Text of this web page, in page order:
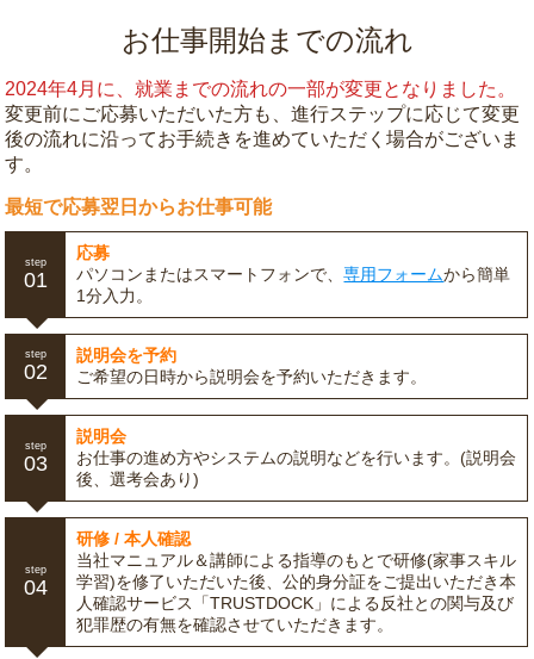
お仕事開始までの流れ
2024年4月に、就業までの流れの一部が変更となりました。
変更前にご応募いただいた方も、進行ステップに応じて変更
後の流れに沿ってお手続きを進めていただく場合がございま
す。
最短で応募翌日からお仕事可能
step
01
応募
パソコンまたはスマートフォンで、専用フォームから簡単
1分入力。
step
02
説明会を予約
ご希望の日時から説明会を予約いただきます。
step
03
説明会
お仕事の進め方やシステムの説明などを行います。(説明会
後、選考会あり)
step
04
研修 / 本人確認
当社マニュアル＆講師による指導のもとで研修(家事スキル
学習)を修了いただいた後、公的身分証をご提出いただき本
人確認サービス「TRUSTDOCK」による反社との関与及び
犯罪歴の有無を確認させていただきます。